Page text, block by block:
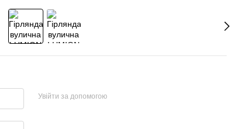
Увійти за допомогою